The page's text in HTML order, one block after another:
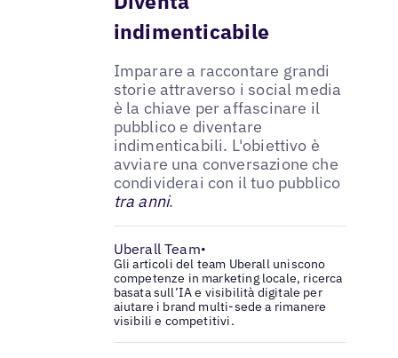
indimenticabile
Imparare a raccontare grandi
storie attraverso i social media
è la chiave per affascinare il
pubblico e diventare
indimenticabili. L'obiettivo è
avviare una conversazione che
condividerai con il tuo pubblico
tra anni.
Uberall Team•
Gli articoli del team Uberall uniscono
competenze in marketing locale, ricerca
basata sull’IA e visibilità digitale per
aiutare i brand multi-sede a rimanere
visibili e competitivi.